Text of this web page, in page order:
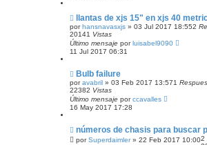
llantas de xjs 15" en xjs 40
porhansnavasxjs » 03 Jul 2017 18:552
20141 Vistas
Último mensaje porluisabel9090
11 Jul 2017 06:31
Bulb failure
poravabril » 03 Feb 2017 13:571
22382 Vistas
Último mensaje porccavalles
16 May 2017 17:28
números de chasis para buscar
porSuperdaimler» 22 Feb 2017 10:002